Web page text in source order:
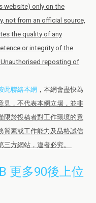
website) only on the
not from an official source,
the quality of any
or integrity of the
reposting of
此聯絡本網 ，本網會盡快為
見，不代表本網立場，並非
限於投稿者對工作環境的意
質素或工作能力及品格誠信
三方網站，違者必究。
更多90後上位